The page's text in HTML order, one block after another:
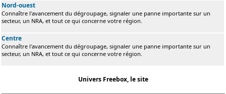
Nord-ouest
Connaître l'avancement du dégroupage, signaler une panne importante sur un
secteur, un NRA, et tout ce qui concerne votre région.
Centre
Connaître l'avancement du dégroupage, signaler une panne importante sur un
secteur, un NRA, et tout ce qui concerne votre région.
Univers Freebox, le site